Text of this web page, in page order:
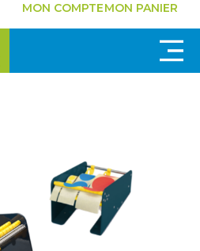
MON COMPTEMON PANIER